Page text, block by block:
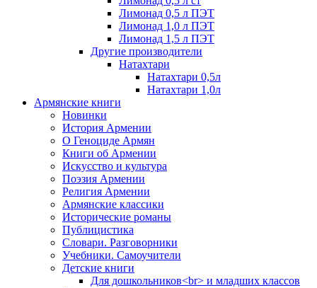
Лимонад 0,5 л ПЭТ
Лимонад 1,0 л ПЭТ
Лимонад 1,5 л ПЭТ
Другие производители
Натахтари
Натахтари 0,5л
Натахтари 1,0л
Армянские книги
Новинки
История Армении
О Геноциде Армян
Книги об Армении
Иcкусство и культура
Поэзия Армении
Религия Армении
Армянские классики
Исторические романы
Публицистика
Словари. Разговорники
Учебники. Самоучители
Детские книги
Для дошкольников<br> и младших классов